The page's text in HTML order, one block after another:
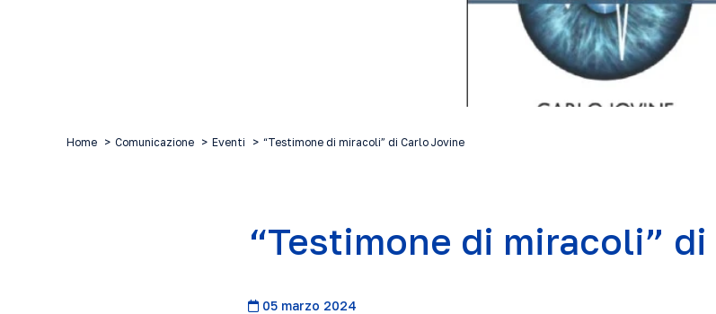
Home Comunicazione Eventi “Testimone di miracoli” di Carlo Jovine
“Testimone di miracoli”
05 marzo 2024